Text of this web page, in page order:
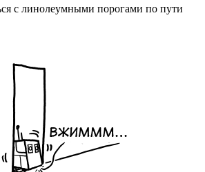
с линолеумными порогами по пути